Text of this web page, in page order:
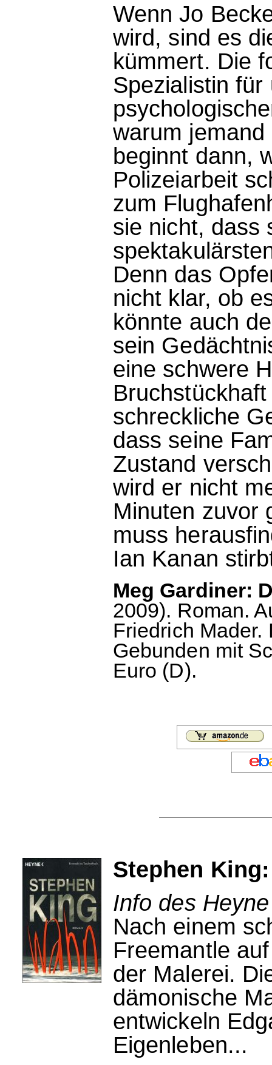
Wenn Jo
wird, sind es
kümmert. Die
Spezialistin für
warum
beginnt dann,
Polizeiarbeit
zum
sie nicht, dass
Denn das
nicht klar, ob
könnte auch
sein
eine schwere
schreckliche
dass seine
Zustand
wird er nicht
Minuten zuvor
muss
Ian Kanan
Meg Gardiner:
2009). Roman.
Friedrich Mader.
Gebunden mit
Euro (D).
Stephen
Info des
Nach einem
Freemantle
der Malerei.
dämonische
entwickeln
Eigenleben...